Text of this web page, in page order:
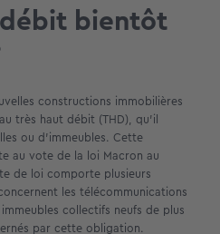
bientôt
constructions immobilières
très haut débit (THD), qu’il
ou d’immeubles. Cette
au vote de la loi Macron au
de loi comporte plusieurs
les télécommunications
collectifs neufs de plus
par cette obligation.